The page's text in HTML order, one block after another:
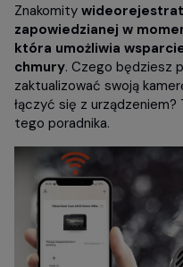
Znakomity
zapowiedzianej w
która umożliwia
chmury. Czego będziesz
zaktualizować swoją
łączyć się z
tego poradnika.